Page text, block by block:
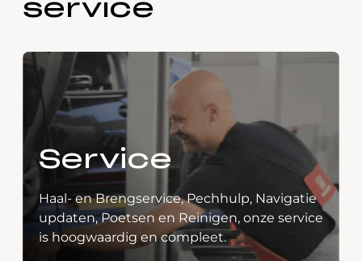
service
Service
Haal- en Brengservice, Pechhulp, Navigatie
updaten, Poetsen en Reinigen, onze service
is hoogwaardig en compleet.